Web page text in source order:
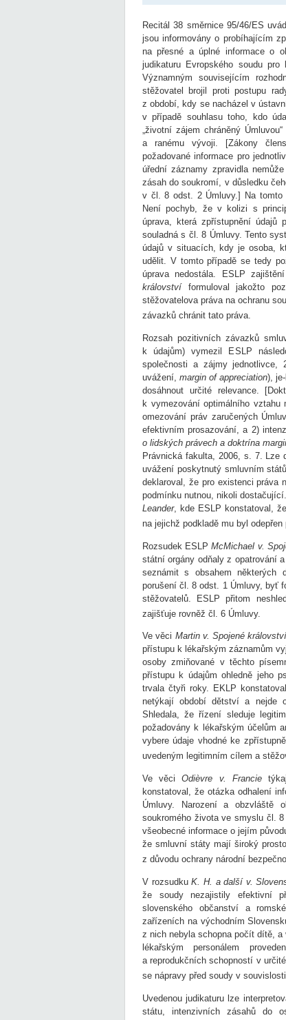
Recitál 38 směrnice 95/46/ES
jsou informovány o probíhajícím
na přesné a úplné informace o
judikaturu Evropského soudu
Významným souvisejícím
stěžovatel brojil proti postupu
z období, kdy se nacházel v
v případě souhlasu toho, kdo
„životní zájem chráněný
a ranému vývoji. [Zákony
požadované informace pro
úřední záznamy zpravidla
zásah do soukromí, v důsledku
v čl. 8 odst. 2 Úmluvy.] Na
Není pochyb, že v kolizi s
úprava, která zpřístupnění údajů
souladná s čl. 8 Úmluvy. Tento
údajů v situacích, kdy je osoba,
udělit. V tomto případě se tedy
úprava nedostála. ESLP
království formuloval jakožto
stěžovatelova práva na ochranu
závazků chránit tato práva.
Rozsah pozitivních závazků
k údajům) vymezil ESLP
společnosti a zájmy
uvážení, margin of appreciation),
dosáhnout určité relevance.
k vymezování optimálního
omezování práv zaručených
efektivním prosazování, a 2)
o lidských právech a doktrína
Právnická fakulta, 2006, s. 7. Lze
uvážení poskytnutý smluvním
deklaroval, že pro existenci práva
podmínku nutnou, nikoli
Leander, kde ESLP konstatoval,
na jejichž podkladě mu byl
Rozsudek ESLPMcMichael v.
státní orgány odňaly z opatrování
seznámit s obsahem některých
porušení čl. 8 odst. 1 Úmluvy, byť
stěžovatelů. ESLP přitom
zajišťuje rovněž čl. 6 Úmluvy.
Ve věci Martin v. Spojené
přístupu k lékařským záznamům
osoby zmiňované v těchto
přístupu k údajům ohledně jeho
trvala čtyři roky. EKLP
netýkají období dětství a nejde
Shledala, že řízení sleduje
požadovány k lékařským účelům
vybere údaje vhodné ke
uvedeným legitimním cílem a
Ve věciOdièvre v. Francie
konstatoval, že otázka odhalení
Úmluvy. Narození a obzvláště
soukromého života ve smyslu čl.
všeobecné informace o jejím
že smluvní státy mají široký
z důvodu ochrany národní
V rozsudkuK. H. a další v.
že soudy nezajistily efektivní
slovenského občanství a
zařízeních na východním
z nich nebyla schopna počít dítě,
lékařským personálem
a reprodukčních schopností v
se nápravy před soudy v
Uvedenou judikaturu lze
státu, intenzivních zásahů do